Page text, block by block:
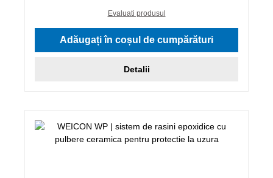
Evaluati produsul
Adăugați în coșul de cumpărături
Detalii